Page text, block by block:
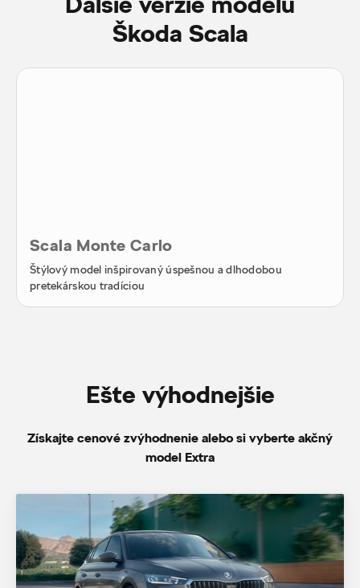
Škoda Scala
Scala Monte Carlo
Štýlový model inšpirovaný úspešnou a dlhodobou
pretekárskou tradíciou
Ešte výhodnejšie
Získajte cenové zvýhodnenie alebo si vyberte akčný
model Extra